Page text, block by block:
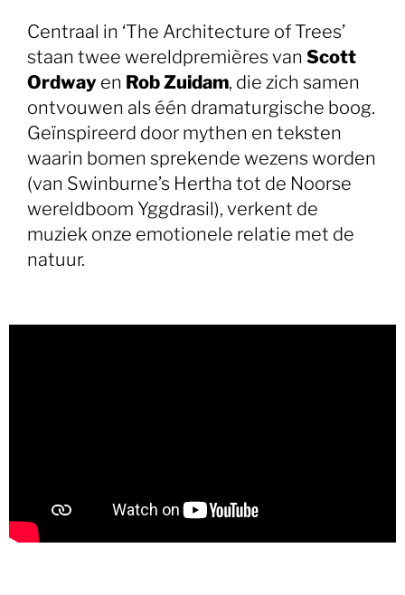
Centraal in ‘The Architecture of Trees’
staan twee wereldpremières van Scott
Ordway en Rob Zuidam, die zich samen
ontvouwen als één dramaturgische boog.
Geïnspireerd door mythen en teksten
waarin bomen sprekende wezens worden
(van Swinburne’s Hertha tot de Noorse
wereldboom Yggdrasil), verkent de
muziek onze emotionele relatie met de
natuur.